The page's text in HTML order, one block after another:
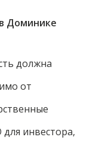
Доминике
должна
от
инвестора,